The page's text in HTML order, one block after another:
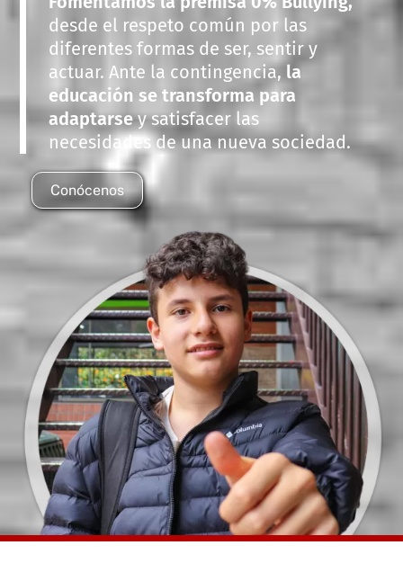
desde el respeto común por las
diferentes formas de ser, sentir y
actuar. Ante la contingencia, la
educación se transforma para
adaptarsey satisfacer las
necesidades de una nueva sociedad.
Conócenos